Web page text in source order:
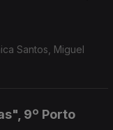
Santos, Miguel
9º Porto